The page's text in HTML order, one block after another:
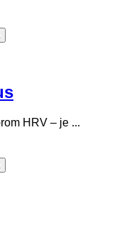
HRV – je ...